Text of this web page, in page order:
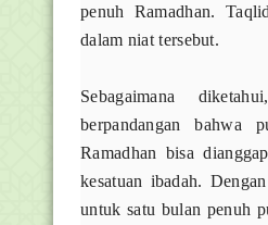
penuh Ramadhan.
dalam niat tersebut.
Sebagaimana
berpandangan bahwa
Ramadhan bisa
kesatuan ibadah.
untuk satu bulan penuh